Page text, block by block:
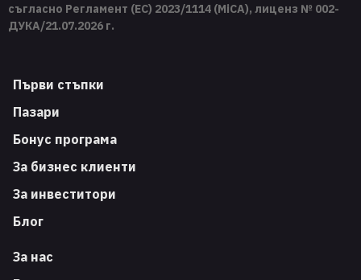
съгласно Регламент (ЕС) 2023/1114 (MiCA), лиценз № 002-
ДУКА/21.07.2026 г.
Първи стъпки
Пазари
Бонус програма
За бизнес клиенти
За инвеститори
Блог
За нас